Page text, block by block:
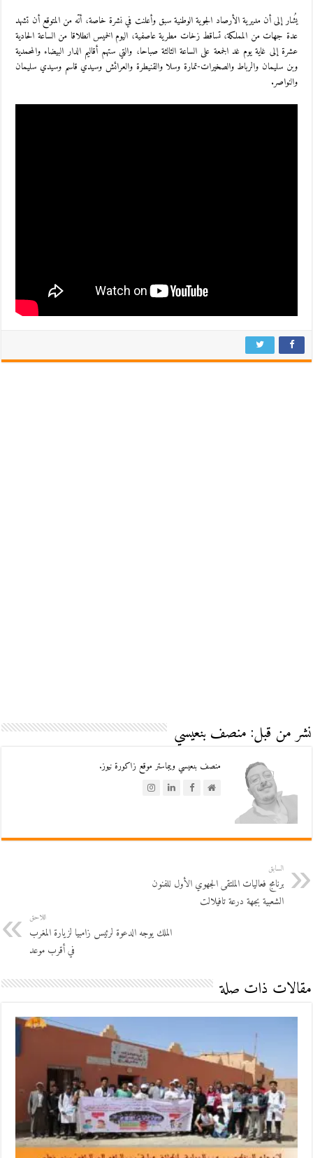
يُشار إلى أن مديرية الأرصاد الجوية الوطنية سبق وأعلنت في نشرة خاصة، أنّه من المتوقع أن تشهد
عدة جهات من المملكة، تساقط زخات مطرية عاصفية، اليوم الخميس انطلاقا من الساعة الحادية
عشرة إلى غاية يوم غد الجمعة على الساعة الثالثة صباحا، والتي ستهم أقاليم الدار البيضاء والمحمدية
وبن سليمان والرباط والصخيرات-تمارة وسلا والقنيطرة والعرائش وسيدي قاسم وسيدي سليمان
والنواصر.
نشر من قبل: منصف بنعيسي
منصف بنعيسي ويبماستر موقع زاكورة نيوز.
السابق
برنامج فعاليات الملتقى الجهوي الأول للفنون
الشعبية بجهة درعة تافيلالت
اللاحق
الملك يوجه الدعوة لرئيس زامبيا لزيارة المغرب
في أقرب موعد
مقالات ذات صلة